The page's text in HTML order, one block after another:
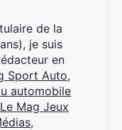
de la
je suis
en
Sport Auto,
automobile
Le Mag Jeux